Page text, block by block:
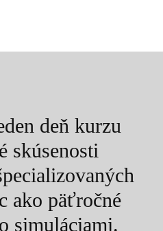
deň kurzu
skúsenosti
ako päťročné
simuláciami.